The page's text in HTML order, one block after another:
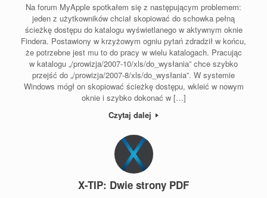
Na forum MyApple spotkałem się z następującym problemem:
jeden z użytkowników chciał skopiować do schowka pełną
ścieżkę dostępu do katalogu wyświetlanego w aktywnym oknie
Findera. Postawiony w krzyżowym ogniu pytań zdradził w końcu,
że potrzebne jest mu to do pracy w wielu katalogach. Pracując
w katalogu „/prowizja/2007-10/xls/do_wysłania” chce szybko
przejść do „/prowizja/2007-8/xls/do_wysłania”. W systemie
Windows mógł on skopiować ścieżkę dostępu, wkleić w nowym
oknie i szybko dokonać w […]
Czytaj dalej
X-TIP: Dwie strony PDF